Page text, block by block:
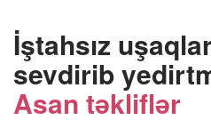
İştahsız
sevdirib
Asan təkliflər